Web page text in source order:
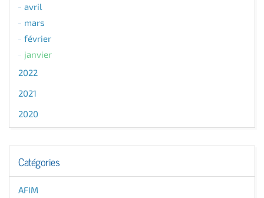
avril
mars
février
janvier
2022
2021
2020
Catégories
AFIM